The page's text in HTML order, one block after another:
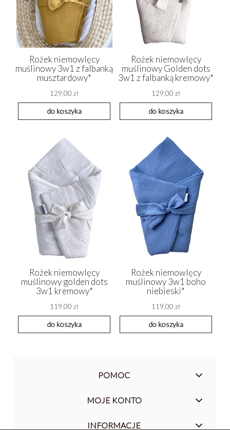
Rożek niemowlęcy
muślinowy 3w1 z falbanką
musztardowy*
129,00 zł
do koszyka
Rożek niemowlęcy
muślinowy Golden dots
3w1 z falbanką kremowy*
129,00 zł
do koszyka
Rożek niemowlęcy
muślinowy golden dots
3w1 kremowy*
119,00 zł
do koszyka
Rożek niemowlęcy
muślinowy 3w1 boho
niebieski*
119,00 zł
do koszyka
POMOC
MOJE KONTO
INFORMACJE